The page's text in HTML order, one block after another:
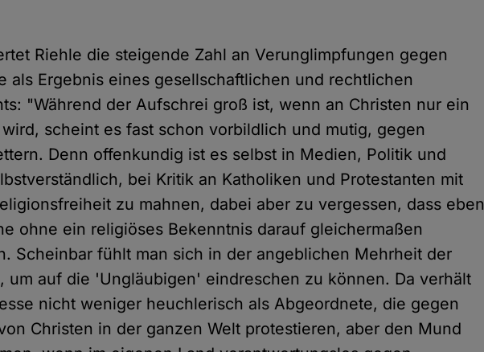
Riehle die steigende Zahl an Verunglimpfungen gegen
als Ergebnis eines gesellschaftlichen und rechtlichen
"Während der Aufschrei groß ist, wenn an Christen nur ein
scheint es fast schon vorbildlich und mutig, gegen
Denn offenkundig ist es selbst in Medien, Politik und
bei Kritik an Katholiken und Protestanten mit
zu mahnen, dabei aber zu vergessen, dass eben
ohne ein religiöses Bekenntnis darauf gleichermaßen
Scheinbar fühlt man sich in der angeblichen Mehrheit der
um auf die 'Ungläubigen' eindreschen zu können. Da verhält
nicht weniger heuchlerisch als Abgeordnete, die gegen
Christen in der ganzen Welt protestieren, aber den Mund